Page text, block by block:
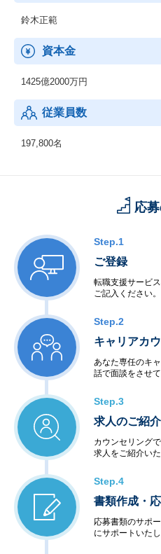
鈴木正範
資本金
1425億2000万円
従業員数
197,800名
応
Step.1
ご登録
転職支援サービ
ご記入ください。
Step.2
キャリアカ
あなた専任のキ
話で面談をさせ
Step.3
求人のご紹介
カウンセリング
求人をご紹介いた
Step.4
書類作成・
応募書類のサポ
にサポートいたし